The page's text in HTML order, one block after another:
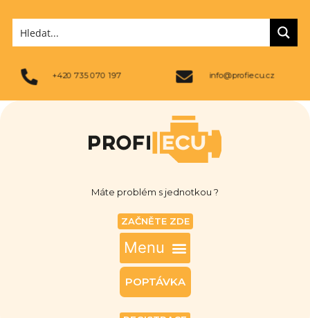
+420 735 070 197 info@profiecu.cz
Máte problém s jednotkou ?
ZAČNĚTE ZDE
POPTÁVKA